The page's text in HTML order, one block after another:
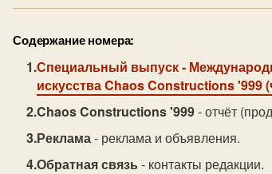
Содержание номера:
Специальный выпуск-
искусства Chaos Constructions '999
Chaos Constructions '999- отчёт
Реклама- реклама и объявления.
Обратная связь - контакты редакции.